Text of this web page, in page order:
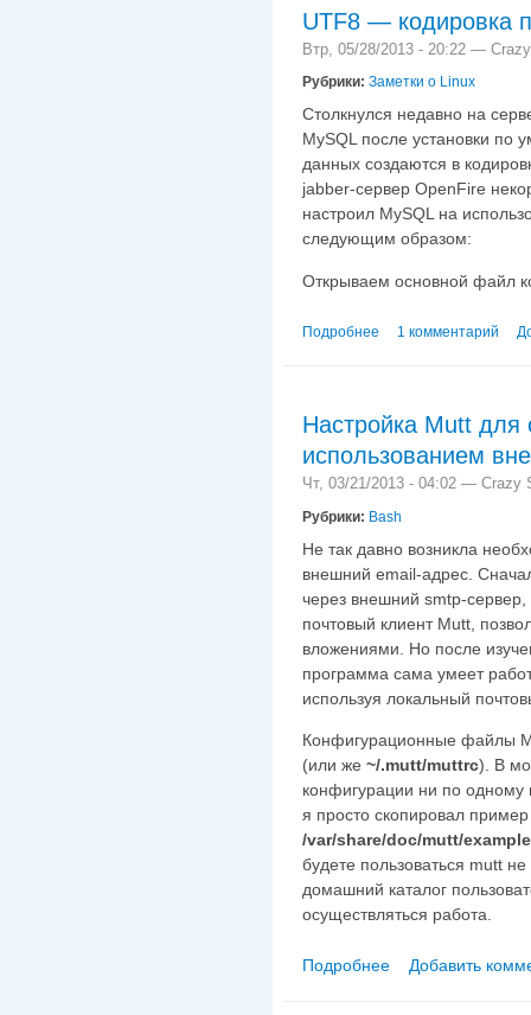
UTF8 — кодировка
Втр, 05/28/2013 - 20:22 —
Рубрики: Заметки о Linux
Столкнулся недавно на
MySQL после установки по
данных создаются в
jabber-сервер OpenFire
настроил MySQL на
следующим образом:
Открываем основной файл
Подробнее о UTF8 — кодировка
1 комментарий
Настройка Mutt для
использованием
Чт, 03/21/2013 - 04:02 — Crazy
Рубрики: Bash
Не так давно возникла
внешний email-адрес.
через внешний smtp-сервер,
почтовый клиент Mutt,
вложениями. Но после
программа сама умеет
используя локальный
Конфигурационные файлы
(или же ~/.mutt/muttrc). В
конфигурации ни по одному
я просто скопировал
/var/share/doc/mutt/
будете пользоваться mutt
домашний каталог
осуществляться работа.
Подробнее о Настройка Mutt
Добавить